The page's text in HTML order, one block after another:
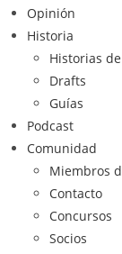
Opinión
Historia
Historias
Drafts
Guías
Podcast
Comunidad
Miembros
Contacto
Concursos
Socios